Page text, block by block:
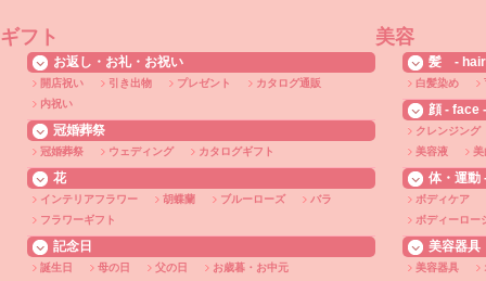
ギフト
お返し・お礼・お祝い
開店祝い 引き出物 プレゼント
カタログ通販
内祝い
冠婚葬祭
冠婚葬祭 ウェディング カタログギフト
花
インテリアフラワー 胡蝶蘭 ブルーローズ
バラ
フラワーギフト
記念日
誕生日 母の日 父の日
お歳暮・お中元
美容
髪 -
白髪染め
顔 - face -
クレンジング
美容液
美
体・運動
ボディケア
ボディーロー
美容器具
美容器具